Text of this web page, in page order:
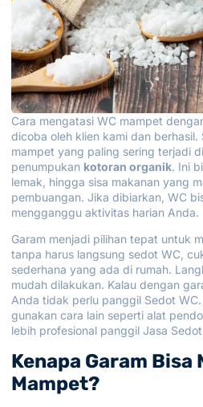
Cara mengatasi WC mampet
dicoba oleh klien kami dan
mampet yang paling sering terjadi
penumpukan kotoran organik. Ini
lemak, hingga sisa makanan yang
pembuangan. Jika dibiarkan, WC
mengganggu aktivitas harian Anda.
Garam menjadi pilihan tepat untuk
tanpa harus langsung sedot WC,
sederhana yang ada di rumah.
mudah dilakukan. Kalau dengan
Anda tidak perlu panggil Sedot
gunakan cara lain seperti alat
lebih profesional panggil Jasa
Kenapa Garam Bisa
Mampet?